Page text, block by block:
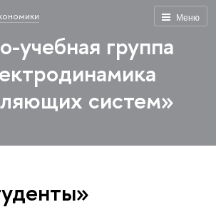
Меню
учебная группа
систем»